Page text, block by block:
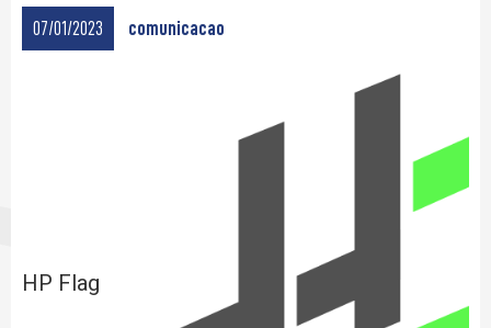
07/01/2023 comunicacao
HP Flag